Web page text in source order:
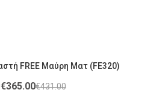
Λεκάνη Κρεμαστή FREE Μαύρη Ματ (FE320)
€431.00
€365.00